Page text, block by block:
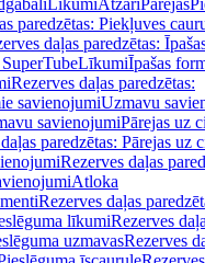
LīkumiAtzari Pārejas
paredzētas: Piekļuves
daļas paredzētas:
LīkumiĪpašas
Rezerves daļas paredzētas:
savienojumiUzmavu
savienojumiPārejas uz
paredzētas: Pārejas uz
Rezerves daļas
Atloka
Rezerves daļas
līkumiRezerves
uzmavasRezerves